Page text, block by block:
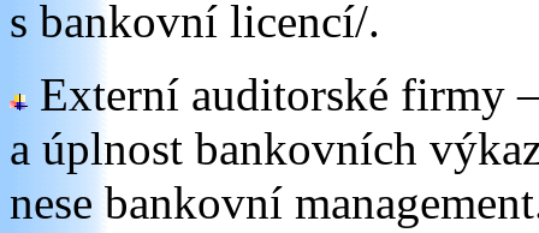
s bankovní licencí/.
Externí auditorské firmy
a úplnost bankovních
nese bankovní